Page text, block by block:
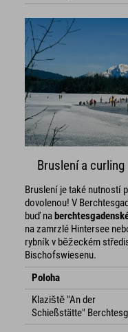
Bruslení a curling
Bruslení je také nutností
dovolenou! V
buď na
na zamrzlé Hintersee
rybník v běžeckém
Bischofswiesenu.
Poloha
Klaziště "An der
Schießstätte"